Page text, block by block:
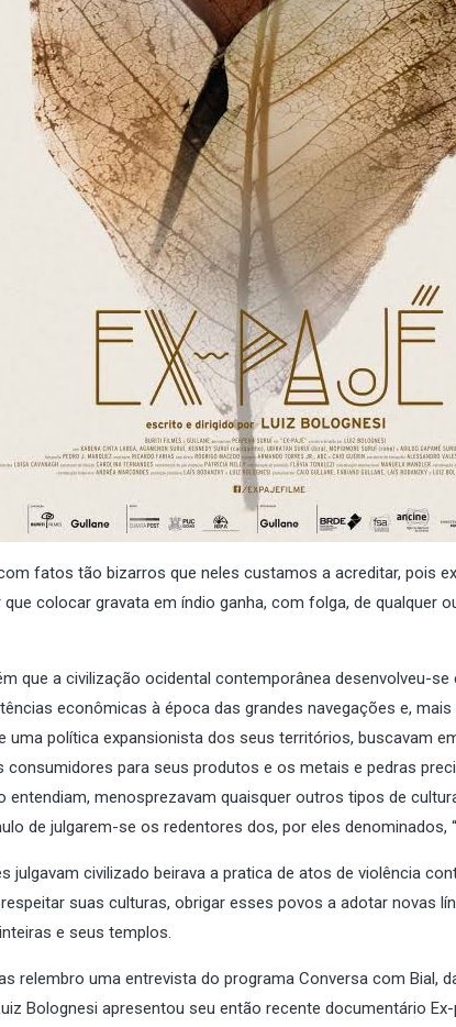
fatos tão bizarros que neles custamos a acreditar, pois
colocar gravata em índio ganha, com folga, de qualquer
que a civilização ocidental contemporânea desenvolveu-
econômicas à época das grandes navegações e,
uma política expansionista dos seus territórios, buscavam
para seus produtos e os metais e pedras
entendiam, menosprezavam quaisquer outros tipos de
de julgarem-se os redentores dos, por eles denominados,
julgavam civilizado beirava a pratica de atos de violência
suas culturas, obrigar esses povos a adotar novas
e seus templos.
relembro uma entrevista do programa Conversa com Bial,
Bolognesi apresentou seu então recente documentário